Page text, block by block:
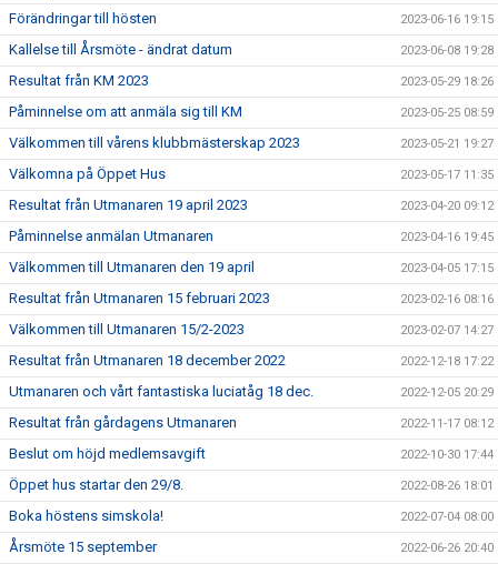
Förändringar till hösten 2023-06-16 19:15
Kallelse till Årsmöte - ändrat datum 2023-06-08 19:28
Resultat från KM 2023 2023-05-29 18:26
Påminnelse om att anmäla sig till KM 2023-05-25 08:59
Välkommen till vårens klubbmästerskap 2023 2023-05-21 19:27
Välkomna på Öppet Hus 2023-05-17 11:35
Resultat från Utmanaren 19 april 2023 2023-04-20 09:12
Påminnelse anmälan Utmanaren 2023-04-16 19:45
Välkommen till Utmanaren den 19 april 2023-04-05 17:15
Resultat från Utmanaren 15 februari 2023 2023-02-16 08:16
Välkommen till Utmanaren 15/2-2023 2023-02-07 14:27
Resultat från Utmanaren 18 december 2022 2022-12-18 17:22
Utmanaren och vårt fantastiska luciatåg 18 dec. 2022-12-05 20:29
Resultat från gårdagens Utmanaren 2022-11-17 08:12
Beslut om höjd medlemsavgift 2022-10-30 17:44
Öppet hus startar den 29/8. 2022-08-26 18:01
Boka höstens simskola! 2022-07-04 08:00
Årsmöte 15 september 2022-06-26 20:40